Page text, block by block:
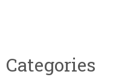
Categories